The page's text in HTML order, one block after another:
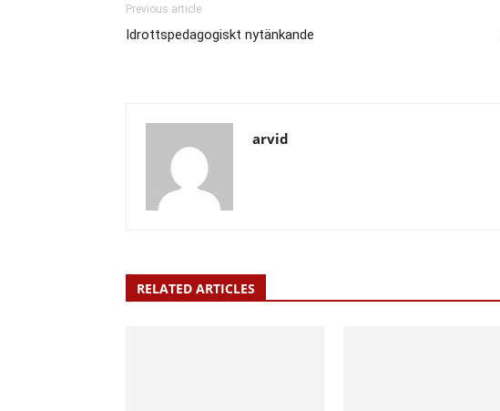
Previous article
Idrottspedagogiskt nytänkande
arvid
RELATED ARTICLES